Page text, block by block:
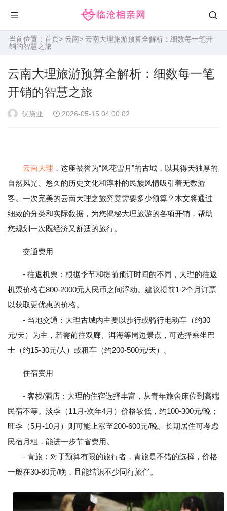
当前位置： 首页> 云南> 云南大理旅游预算全解析：细数每一笔开
销的智慧之旅
云南大理旅游预算全解析：细数每一笔
开销的智慧之旅
伏黛亚 2026-05-15 04:00:02
云南大理 ，这座被誉为“风花雪月”的古城，以其得天独厚的
自然风光、悠久的历史文化和淳朴的民族风情吸引着无数游
客。一次完美的云南大理之旅究竟需要多少预算？本文将通过
细致的分类和实际数据，为您揭秘大理旅游的各项开销，帮助
您规划一次既经济又舒适的旅行。
交通费用
- 往返机票：根据季节和提前预订时间的不同，大理的往返
机票价格在800-2000元人民币之间浮动。建议提前1-2个月订票
以获取更优惠的价格。
- 当地交通：大理古城内主要以步行或骑行电动车（约30
元/天）为主，若需前往双廊、洱海等周边景点，可选择乘坐巴
士（约15-30元/人）或租车（约200-500元/天）。
住宿费用
- 客栈/酒店：大理的住宿选择丰富，从青年旅舍床位到高端
民宿不等。淡季（11月-次年4月）价格较低，约100-300元/晚；
旺季（5月-10月）则可能上涨至200-600元/晚。长期居住可考虑
民宿月租，能进一步节省费用。
- 青旅：对于预算有限的旅行者，青旅是不错的选择，价格
一般在30-80元/晚，且能结识不少同行旅伴。